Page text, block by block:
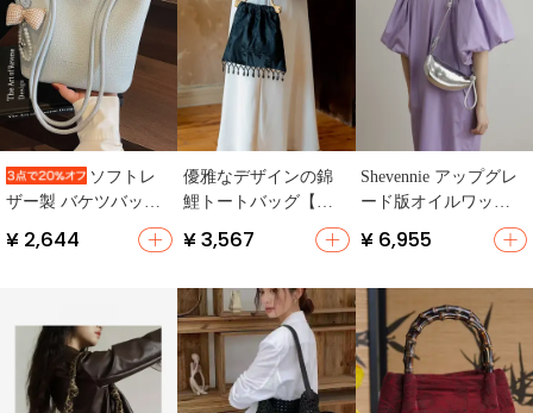
ソフトレ
ザー製 バケツバッグ
【通勤用・ショルダ
ーバッグ・ひも付
¥ 2,644
優雅なデザインの錦
鯉トートバッグ【タ
風・小型】
¥ 3,567
Shevennie アップグレ
ード版オイルワック
ス牛革結びデザイン
のダイパック【ショ
掛け・ファッショ
ン】
¥ 6,955